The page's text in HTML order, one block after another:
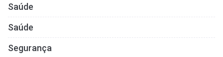
Saúde
Saúde
Segurança